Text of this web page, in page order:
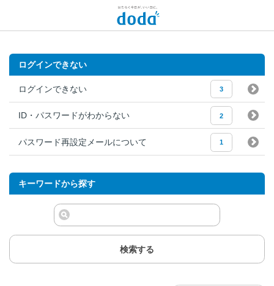
ログインできない
ログインできない 3
ID・パスワードがわからない 2
パスワード再設定メールについて 1
キーワードから探す
検索する